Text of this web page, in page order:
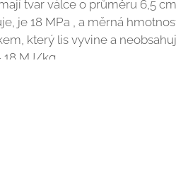
tvar válce o průměru 6,5
je 18 MPa , a měrná
který lis vyvine a
MJ/kg.